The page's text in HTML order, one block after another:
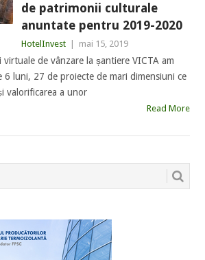
de patrimonii culturale
anuntate pentru 2019-2020
HotelInvest mai 15, 2019
de vânzare la șantiere VICTA am
luni, 27 de proiecte de mari dimensiuni ce
valorificarea a unor
Read More